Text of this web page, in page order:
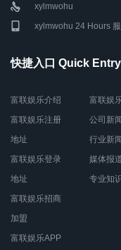
xylmwohu
xylmwohu 24 Hours
快捷入口 Quick Entry
富联娱乐介绍
富联娱乐注册
地址
富联娱乐登录
地址
富联娱乐招商
加盟
富联娱乐APP
富联娱
公司新
行业新
媒体报
专业知